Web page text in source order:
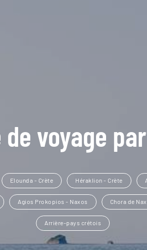
de voyage
Elounda - Crète Héraklion - Crète
Agios Prokopios - Naxos Chora de
Arrière-pays crétois